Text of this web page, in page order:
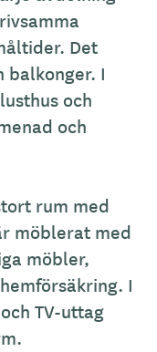
Det
balkonger. I
och
och
rum med
möblerat med
möbler,
I
TV-uttag